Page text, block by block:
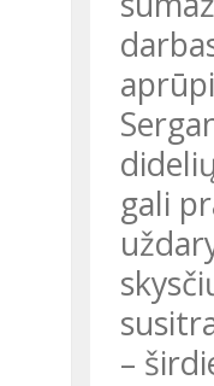
gali
–